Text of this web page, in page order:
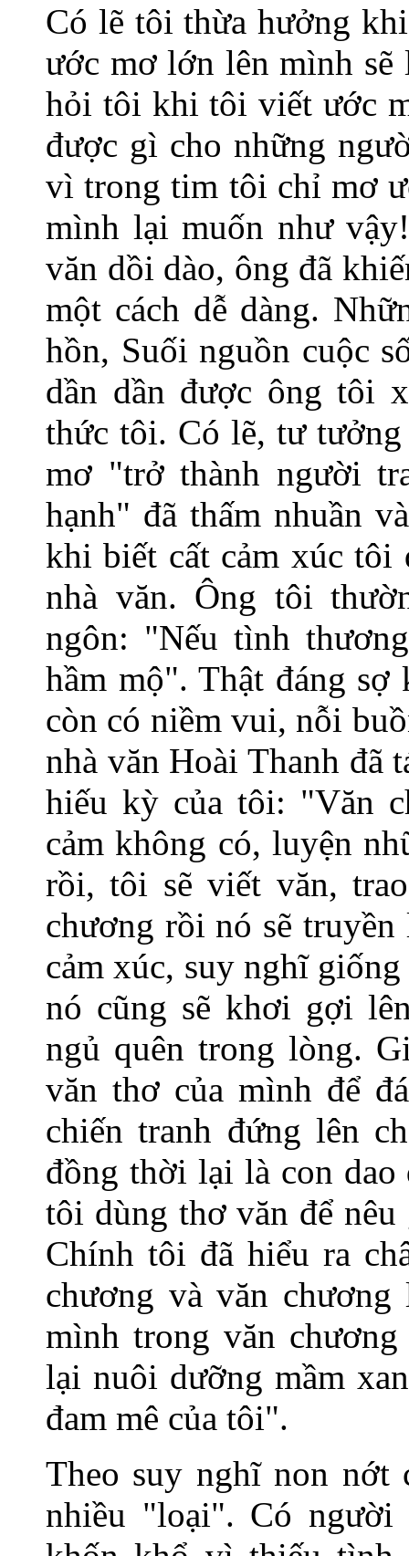
Có lẽ tôi thừa hưởng
ước mơ lớn lên mình
hỏi tôi khi tôi viết ước
được gì cho những
vì trong tim tôi chỉ mơ
mình lại muốn như
văn dồi dào, ông đã
một cách dễ dàng.
hồn, Suối nguồn cuộc
dần dần được ông tôi
thức tôi. Có lẽ, tư
mơ "trở thành người
hạnh" đã thấm nhuần
khi biết cất cảm xúc tôi
nhà văn. Ông tôi
ngôn: "Nếu tình
hầm mộ". Thật đáng
còn có niềm vui, nỗi
nhà văn Hoài Thanh đã
hiếu kỳ của tôi: "Văn
cảm không có, luyện
rồi, tôi sẽ viết văn,
chương rồi nó sẽ
cảm xúc, suy nghĩ
nó cũng sẽ khơi gợi
ngủ quên trong lòng.
văn thơ của mình để
chiến tranh đứng lên
đồng thời lại là con
tôi dùng thơ văn để
Chính tôi đã hiểu ra
chương và văn
mình trong văn
lại nuôi dưỡng mầm
đam mê của tôi".
Theo suy nghĩ non nớt
nhiều "loại". Có người